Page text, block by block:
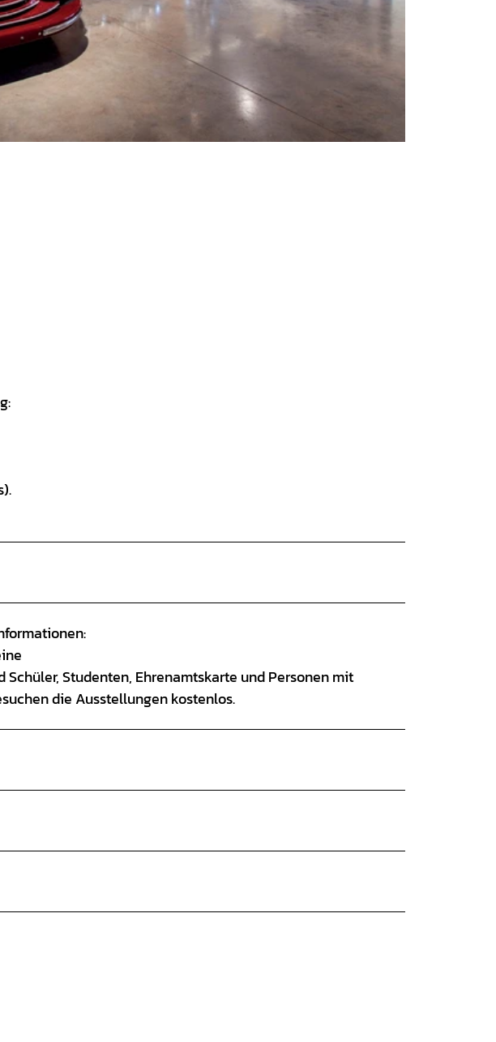
Studenten, Ehrenamtskarte und Personen mit
die Ausstellungen kostenlos.